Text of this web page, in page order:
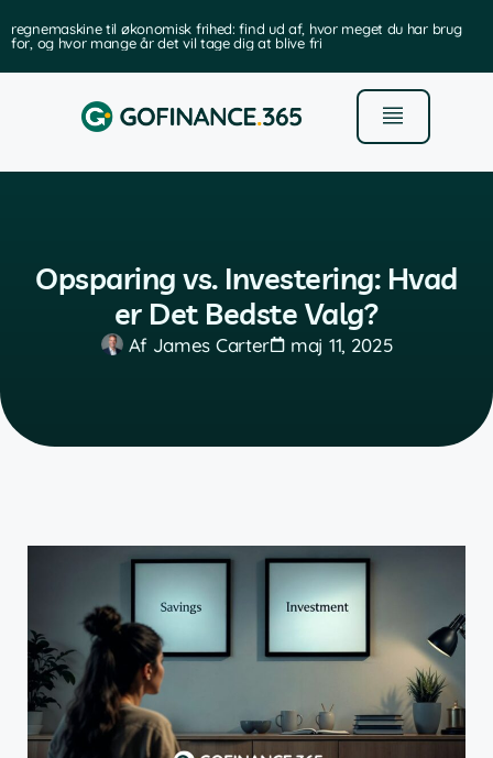
regnemaskine til økonomisk frihed: find ud af, hvor meget du har brug
for, og hvor mange år det vil tage dig at blive fri
Opsparing vs. Investering: Hvad
er Det Bedste Valg?
AfJames Carter maj 11, 2025